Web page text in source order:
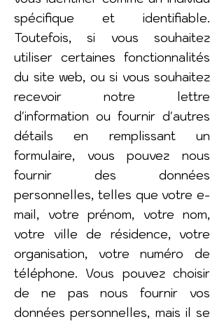
spécifique et identifiable.
Toutefois, si vous souhaitez
utiliser certaines fonctionnalités
du site web, ou si vous souhaitez
recevoir notre lettre
d'information ou fournir d'autres
détails en remplissant un
formulaire, vous pouvez nous
fournir des données
personnelles, telles que votre e-
mail, votre prénom, votre nom,
votre ville de résidence, votre
organisation, votre numéro de
téléphone. Vous pouvez choisir
de ne pas nous fournir vos
données personnelles, mais il se